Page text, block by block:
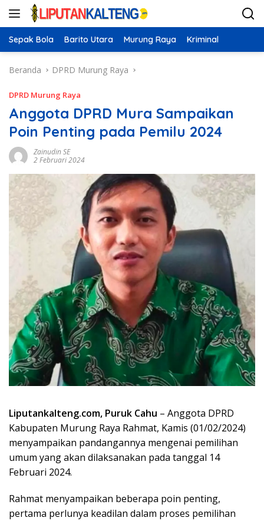
Langsung
Sepak Bola Barito Utara Murung Raya Kriminal
Beranda DPRD Murung Raya
DPRD Murung Raya
Anggota DPRD Mura Sampaikan
Poin Penting pada Pemilu 2024
Zainudin SE
2 Februari 2024
Liputankalteng.com, Puruk Cahu – Anggota DPRD
Kabupaten Murung Raya Rahmat, Kamis (01/02/2024)
menyampaikan pandangannya mengenai pemilihan
umum yang akan dilaksanakan pada tanggal 14
Februari 2024.
Rahmat menyampaikan beberapa poin penting,
pertama perlunya keadilan dalam proses pemilihan